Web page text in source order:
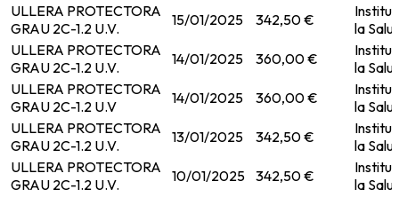
ULLERA PROTECTORA
GRAU 2C-1.2 U.V.
15/01/2025 342,50 €
la
ULLERA PROTECTORA
GRAU 2C-1.2 U.V.
14/01/2025 360,00 €
la
ULLERA PROTECTORA
GRAU 2C-1.2 U.V
14/01/2025 360,00 €
la
ULLERA PROTECTORA
GRAU 2C-1.2 U.V.
13/01/2025 342,50 €
la
ULLERA PROTECTORA
GRAU 2C-1.2 U.V.
10/01/2025 342,50 €
la